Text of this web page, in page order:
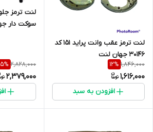
لنت ترمز عقب وانت پراید 151 کد
30146 جهان لنت
1,846,000
12%
1,616,000
افزودن به سبد
سوکت دار
2,828,000
%
2,379,000